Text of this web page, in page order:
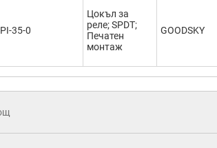
PI-35-0
Цокъл за
реле; SPDT;
Печатен
монтаж
GOODSKY